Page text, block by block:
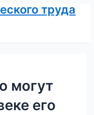
труда
могут
его